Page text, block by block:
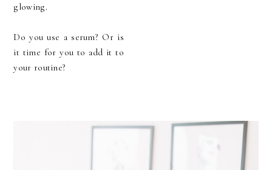
glowing.
Do you use a serum? Or is
it time for you to add it to
your routine?